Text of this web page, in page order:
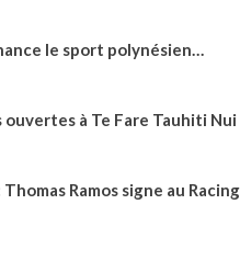
le sport polynésien…
à Te Fare Tauhiti Nui
Ramos signe au